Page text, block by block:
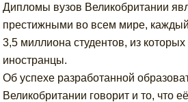
Дипломы вузов Великобритании
престижными во всем мире, каждый
3,5 миллиона студентов, из
иностранцы.
Об успехе разработанной
Великобритании говорит и то, что